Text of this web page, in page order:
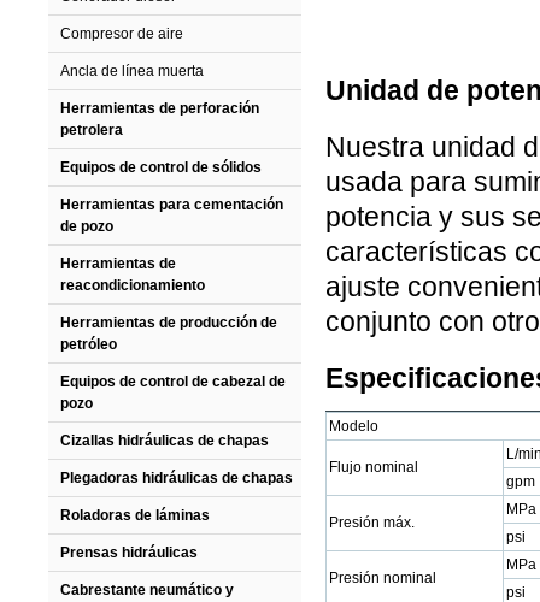
Compresor de aire
Ancla de línea muerta
Herramientas de perforación
petrolera
Equipos de control de sólidos
Herramientas para cementación
de pozo
Herramientas de
reacondicionamiento
Herramientas de producción de
petróleo
Equipos de control de cabezal de
pozo
Cizallas hidráulicas de chapas
Plegadoras hidráulicas de chapas
Roladoras de láminas
Prensas hidráulicas
Cabrestante neumático y
Unidad de
Nuestra unidad
usada para
potencia y sus
características
ajuste
conjunto con
Modelo
Flujo nominal
L/
gpm
Presión máx.
MPa
psi
Presión nominal
MPa
psi